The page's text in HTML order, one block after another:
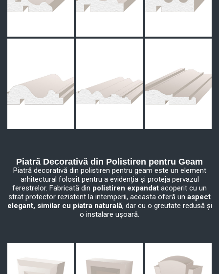
Piatră Decorativă din Polistiren pentru Geam
Piatră decorativă din polistiren pentru geam este un element
arhitectural folosit pentru a evidenția și proteja pervazul
ferestrelor. Fabricată din polistiren expandat acoperit cu un
strat protector rezistent la intemperii, aceasta oferă un aspect
elegant, similar cu piatra naturală, dar cu o greutate redusă și
o instalare ușoară.